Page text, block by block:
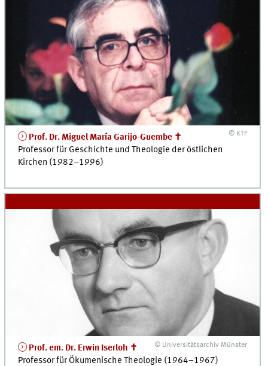
© KTF
Prof. Dr. Miguel María Garijo-Guembe ✝
Professor für Geschichte und Theologie der östlichen
Kirchen (1982–1996)
© Universitätsarchiv Münster
Prof. em. Dr. Erwin Iserloh ✝
Professor für Ökumenische Theologie (1964–1967)